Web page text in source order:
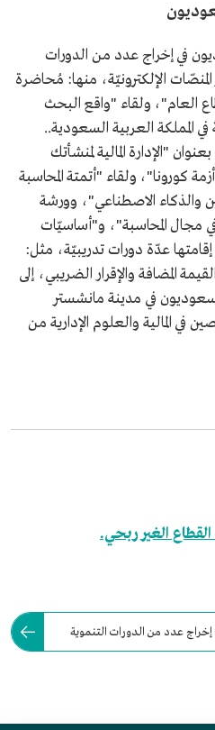
في إخراج عدد من الدورات
المنصّات الإلكترونيّة، منها: مُحاضرة
العام"، ولقاء "واقع البحث
في المملكة العربية السعودية..
"الإدارة المالية لمنشأتك
كورونا"، ولقاء "أتمتة المحاسبة
والذكاء الاصطناعي"، وورشة
مجال المحاسبة"، و"أساسيّات
عدّة دورات تدريبيّة، مثل:
المضافة والإقرار الضريبي، إلى
في مدينة مانشستر
في المالية والعلوم الإدارية من
الغير ربحي.
عدد من الدورات التنموية